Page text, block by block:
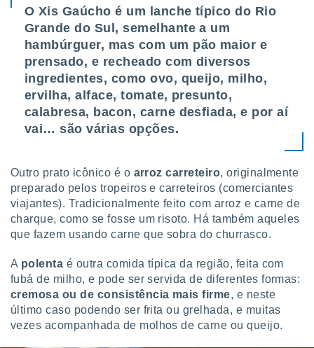
Pode
ao
através
únicos
para
e
como a
este sitio
IP e
de
O Xis Gaúcho é um lanche típico do Rio
Grande do Sul, semelhante a um
hambúrguer, mas com um pão maior e
prensado, e recheado com diversos
ingredientes, como ovo, queijo, milho,
ervilha, alface, tomate, presunto,
calabresa, bacon, carne desfiada, e por aí
vai… são várias opções.
Outro prato icônico é o arroz carreteiro, originalmente
preparado pelos tropeiros e carreteiros (comerciantes
viajantes). Tradicionalmente feito com arroz e carne de
charque, como se fosse um risoto. Há também aqueles
que fazem usando carne que sobra do churrasco.
A polenta é outra comida típica da região, feita com
fubá de milho, e pode ser servida de diferentes formas:
cremosa ou de consistência mais firme, e neste
último caso podendo ser frita ou grelhada, e muitas
vezes acompanhada de molhos de carne ou queijo.